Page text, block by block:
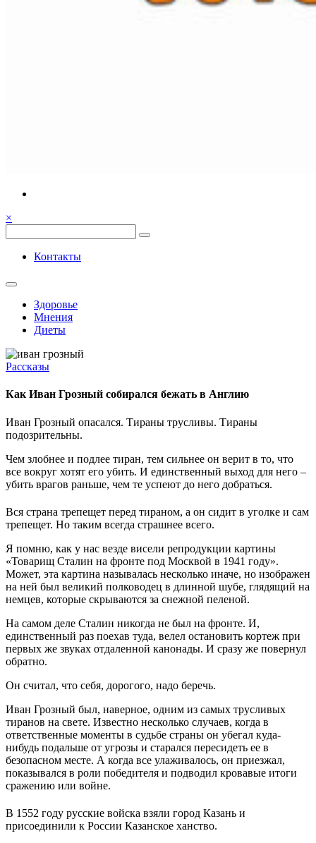
Весёлый и здоровый образ
жизни
Семья, общение, здоровье.
×
Весёлый и здоровый образ жизни
Контакты
Здоровье
Мнения
Диеты
Рассказы
Как Иван Грозный собирался бежать в Англию
Иван Грозный опасался. Тираны трусливы. Тираны
подозрительны.
Чем злобнее и подлее тиран, тем сильнее он верит в то, что
все вокруг хотят его убить. И единственный выход для него –
убить врагов раньше, чем те успеют до него добраться.
Вся страна трепещет перед тираном, а он сидит в уголке и сам
трепещет. Но таким всегда страшнее всего.
Я помню, как у нас везде висели репродукции картины
«Товарищ Сталин на фронте под Москвой в 1941 году».
Может, эта картина называлась несколько иначе, но изображен
на ней был великий полководец в длинной шубе, глядящий на
немцев, которые скрываются за снежной пеленой.
На самом деле Сталин никогда не был на фронте. И,
единственный раз поехав туда, велел остановить кортеж при
первых же звуках отдаленной канонады. И сразу же повернул
обратно.
Он считал, что себя, дорогого, надо беречь.
Иван Грозный был, наверное, одним из самых трусливых
тиранов на свете. Известно несколько случаев, когда в
ответственные моменты в судьбе страны он убегал куда-
нибудь подальше от угрозы и старался пересидеть ее в
безопасном месте. А когда все улаживалось, он приезжал,
показывался в роли победителя и подводил кровавые итоги
сражению или войне.
В 1552 году русские войска взяли город Казань и
присоединили к России Казанское ханство.